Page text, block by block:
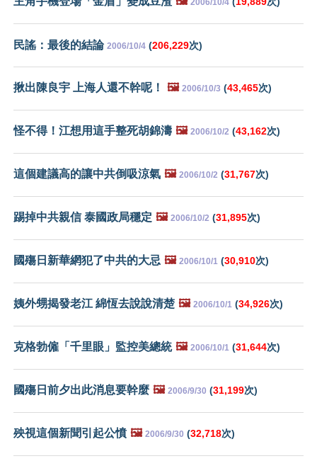
民謠：最後的結論 2006/10/4 (206,229次)
揪出陳良宇 上海人還不幹呢！ 🖼️ 2006/10/3 (43,465次)
怪不得！江想用這手整死胡錦濤 🖼️ 2006/10/2 (43,162次)
這個建議高的讓中共倒吸涼氣 🖼️ 2006/10/2 (31,767次)
踢掉中共親信 泰國政局穩定 🖼️ 2006/10/2 (31,895次)
國殤日新華網犯了中共的大忌 🖼️ 2006/10/1 (30,910次)
姨外甥揭發老江 綿恆去說說清楚 🖼️ 2006/10/1 (34,926次)
克格勃僱「千里眼」監控美總統 🖼️ 2006/10/1 (31,644次)
國殤日前夕出此消息要幹麼 🖼️ 2006/9/30 (31,199次)
殃視這個新聞引起公憤 🖼️ 2006/9/30 (32,718次)